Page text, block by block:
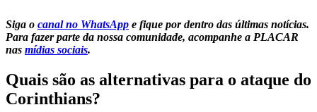
Siga o canal no WhatsApp e fique por dentro das últimas notícias.
Para fazer parte da nossa comunidade, acompanhe a PLACAR
nas mídias sociais.
Quais são as alternativas para o ataque do
Corinthians?